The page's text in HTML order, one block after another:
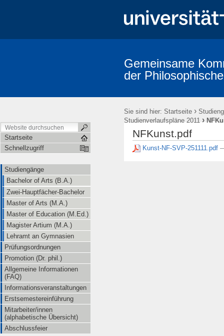
Mitarbeiter/innen (alphabetische
Gemeinsame
der
Sie sind hier: Startseite ›
Studienverlaufspläne 2011 ›
Startseite
Schnellzugriff
Studiengänge
Bachelor of Arts (B.A.)
Zwei-Hauptfächer-Bachelor
Master of Arts (M.A.)
Master of Education (M.Ed.)
Magister Artium (M.A.)
Lehramt an Gymnasien
Prüfungsordnungen
Promotion (Dr. phil.)
Allgemeine Informationen
(FAQ)
Informationsveranstaltungen
Erstsemestereinführung
Mitarbeiter/innen
(alphabetische Übersicht)
Abschlussfeier
NFKunst.pdf
Kunst-NF-SVP-251111.pdf